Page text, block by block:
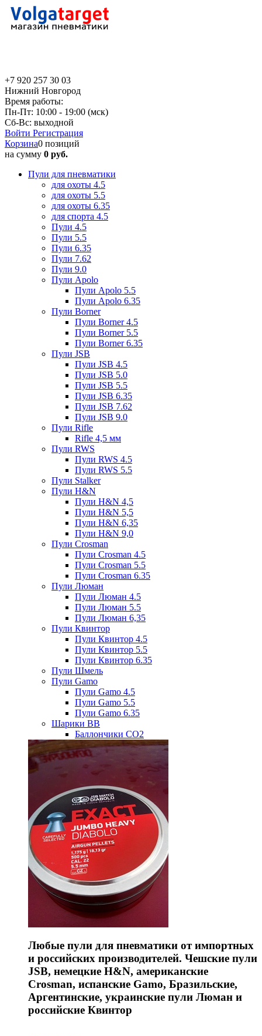
+7 920 257 30 03
Нижний Новгород
Время работы:
Пн-Пт: 10:00 - 19:00 (мск)
Сб-Вс: выходной
Войти Регистрация
Корзина0 позиций
на сумму 0 руб.
Пули для пневматики
для охоты 4.5
для охоты 5.5
для охоты 6.35
для спорта 4.5
Пули 4.5
Пули 5.5
Пули 6.35
Пули 7.62
Пули 9.0
Пули Apolo
Пули Apolo 5.5
Пули Apolo 6.35
Пули Borner
Пули Borner 4.5
Пули Borner 5.5
Пули Borner 6.35
Пули JSB
Пули JSB 4.5
Пули JSB 5.0
Пули JSB 5.5
Пули JSB 6.35
Пули JSB 7.62
Пули JSB 9.0
Пули Rifle
Rifle 4,5 мм
Пули RWS
Пули RWS 4.5
Пули RWS 5.5
Пули Stalker
Пули H&N
Пули H&N 4,5
Пули H&N 5,5
Пули H&N 6,35
Пули H&N 9,0
Пули Crosman
Пули Crosman 4.5
Пули Crosman 5.5
Пули Crosman 6.35
Пули Люман
Пули Люман 4.5
Пули Люман 5.5
Пули Люман 6,35
Пули Квинтор
Пули Квинтор 4.5
Пули Квинтор 5.5
Пули Квинтор 6.35
Пули Шмель
Пули Gamo
Пули Gamo 4.5
Пули Gamo 5.5
Пули Gamo 6.35
Шарики BB
Баллончики CO2
Любые пули для пневматики от импортных
и российских производителей. Чешские пули
JSB, немецкие H&N, американские
Crosman, испанские Gamo, Бразильские,
Аргентинские, украинские пули Люман и
российские Квинтор